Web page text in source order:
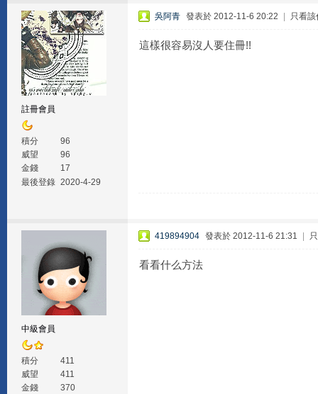
註冊會員
積分
96
威望
96
金錢
17
最後登錄 2020-4-29
吳阿青 發表於 2012-11-6 20:22 只看該
這樣很容易沒人要住冊!!
中級會員
積分
411
威望
411
金錢
370
419894904 發表於 2012-11-6 21:31
看看什么方法